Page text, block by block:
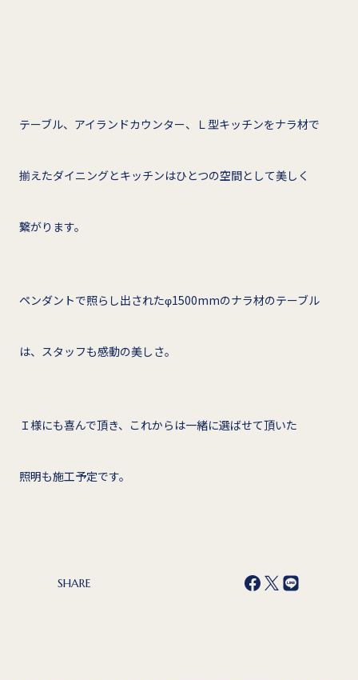
テーブル、アイランドカウンター、Ｌ型キッチンをナラ材で
揃えたダイニングとキッチンはひとつの空間として美しく
繋がります。
ペンダントで照らし出されたφ1500mmのナラ材のテーブル
は、スタッフも感動の美しさ。
Ｉ様にも喜んで頂き、これからは一緒に選ばせて頂いた
照明も施工予定です。
SHARE